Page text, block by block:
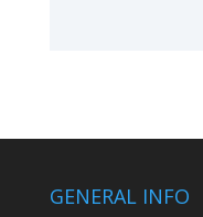
GENERAL INFO